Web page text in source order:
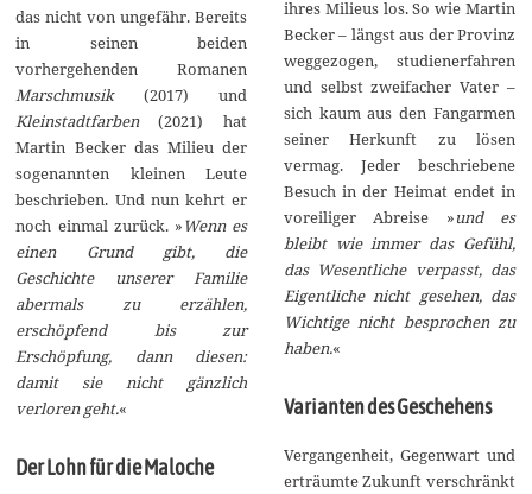
das nicht von ungefähr. Bereits
in seinen beiden
vorhergehenden Romanen
Marschmusik(2017) und
Kleinstadtfarben(2021) hat
Martin Becker das Milieu der
sogenannten kleinen Leute
beschrieben. Und nun kehrt er
noch einmal zurück. »Wenn es
einen Grund gibt, die
Geschichte unserer Familie
abermals zu erzählen,
erschöpfend bis zur
Erschöpfung, dann diesen:
damit sie nicht gänzlich
verloren geht.«
Der Lohn für die Maloche
ihres Milieus los. So wie Martin
Becker – längst aus der Provinz
weggezogen, studienerfahren
und selbst zweifacher Vater –
sich kaum aus den Fangarmen
seiner Herkunft zu lösen
vermag. Jeder beschriebene
Besuch in der Heimat endet in
voreiliger Abreise »und es
bleibt wie immer das Gefühl,
das Wesentliche verpasst, das
Eigentliche nicht gesehen, das
Wichtige nicht besprochen zu
haben.«
Varianten des Geschehens
Vergangenheit, Gegenwart und
erträumte Zukunft verschränkt